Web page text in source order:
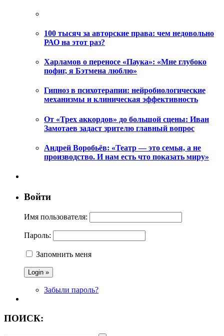
100 тысяч за авторские права: чем недовольно
РАО на этот раз?
Харламов о переносе «Паука»: «Мне глубоко
пофиг, я Бэтмена люблю»
Гипноз в психотерапии: нейробиологические
механизмы и клиническая эффективность
От «Трех аккордов» до большой сцены: Иван
Замотаев задаст зрителю главный вопрос
Андрей Воробьёв: «Театр — это семья, а не
производство. И нам есть что показать миру»
Войти
Имя пользователя:
Пароль:
Запомнить меня
Забыли пароль?
ПОИСК: